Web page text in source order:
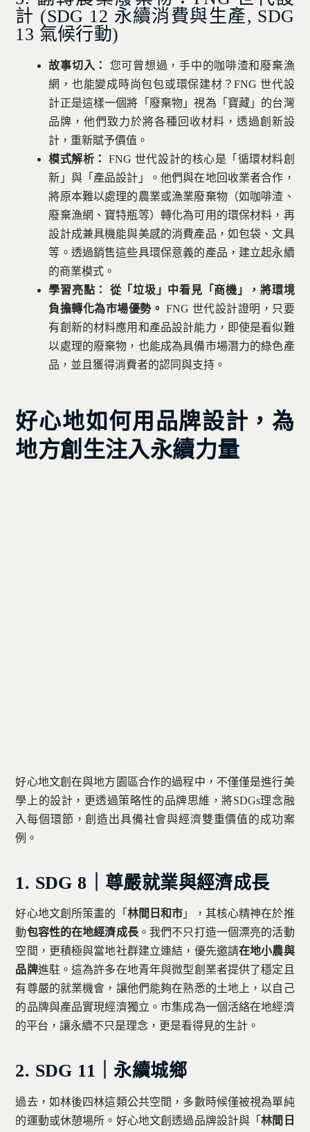
計 (SDG 12 永續消費與生產, SDG
13 氣候行動)
故事切入：
您可曾想過，手中的咖啡渣和廢棄漁
網，也能變成時尚包包或環保建材？FNG 世代設
計正是這樣一個將「廢棄物」視為「寶藏」的台灣
品牌，他們致力於將各種回收材料，透過創新設
計，重新賦予價值。
模式解析：
FNG 世代設計的核心是「循環材料創
新」與「產品設計」。他們與在地回收業者合作，
將原本難以處理的農業或漁業廢棄物（如咖啡渣、
廢棄漁網、寶特瓶等）轉化為可用的環保材料，再
設計成兼具機能與美感的消費產品，如包袋、文具
等。透過銷售這些具環保意義的產品，建立起永續
的商業模式。
學習亮點：
從「垃圾」中看見「商機」，將環境
負擔轉化為市場優勢。 FNG 世代設計證明，只要
有創新的材料應用和產品設計能力，即使是看似難
以處理的廢棄物，也能成為具備市場潛力的綠色產
品，並且獲得消費者的認同與支持。
好心地如何用品牌設計，為
地方創生注入永續力量
好心地文創在與地方園區合作的過程中，不僅僅是進行美
學上的設計，更透過策略性的品牌思維，將SDGs理念融
入每個環節，創造出具備社會與經濟雙重價值的成功案
例。
1. SDG 8｜尊嚴就業與經濟成長
好心地文創所策畫的「 林間日和市 」，其核心精神在於推
動包容性的在地經濟成長。我們不只打造一個漂亮的活動
空間，更積極與當地社群建立連結，優先邀請在地小農與
品牌進駐。這為許多在地青年與微型創業者提供了穩定且
有尊嚴的就業機會，讓他們能夠在熟悉的土地上，以自己
的品牌與產品實現經濟獨立。市集成為一個活絡在地經濟
的平台，讓永續不只是理念，更是看得見的生計。
2. SDG 11｜永續城鄉
過去，如林後四林這類公共空間，多數時候僅被視為單純
的運動或休憩場所。好心地文創透過品牌設計與「林間日